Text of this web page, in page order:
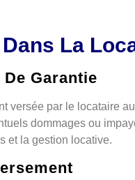
La
Garantie
versée par le locataire
dommages ou
et la gestion locative.